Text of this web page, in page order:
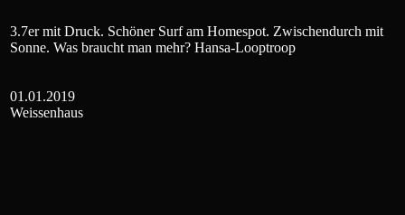
3.7er mit Druck. Schöner Surf am Homespot. Zwischendurch mit
Sonne. Was braucht man mehr? Hansa-Looptroop
01.01.2019
Weissenhaus